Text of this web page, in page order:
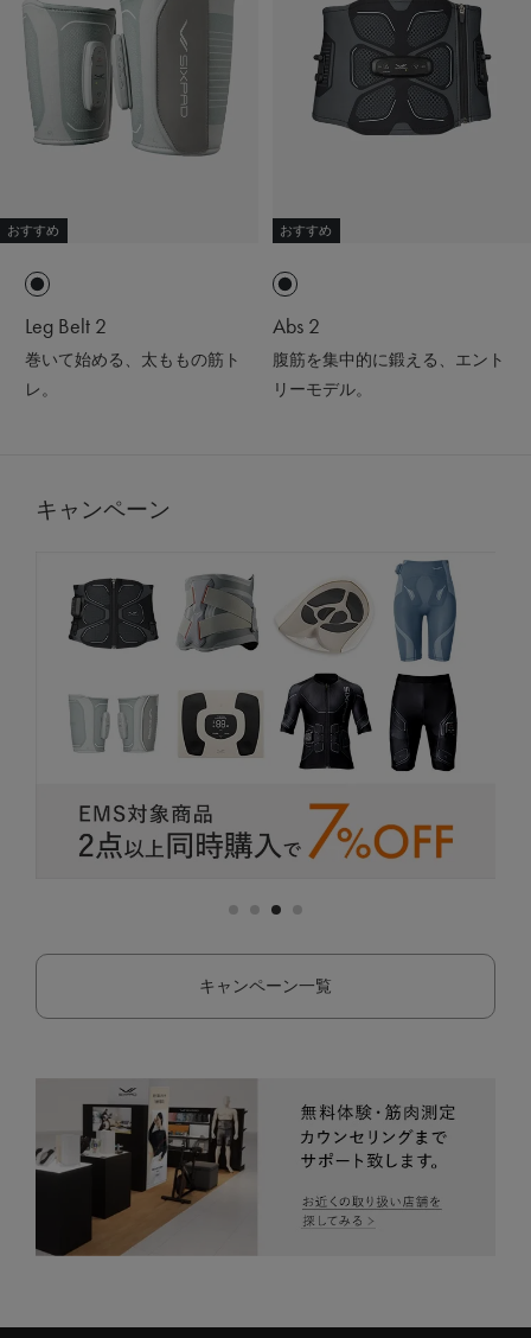
おすすめ
Leg Belt 2
巻いて始める、太ももの筋ト
レ。
おすすめ
Abs 2
腹筋を集中的に鍛える、エント
リーモデル。
キャンペーン
キャンペーン一覧